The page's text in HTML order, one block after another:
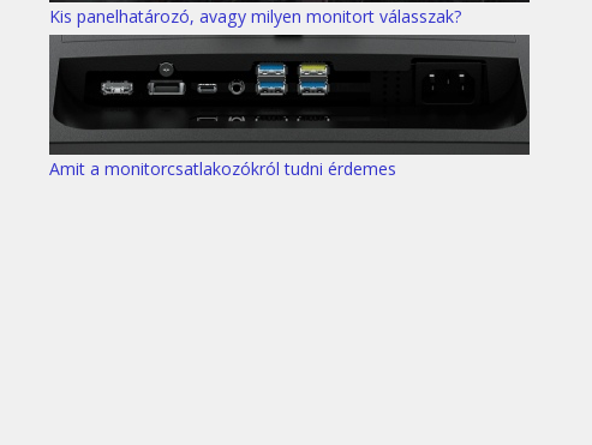
Kis panelhatározó, avagy milyen monitort válasszak?
Amit a monitorcsatlakozókról tudni érdemes